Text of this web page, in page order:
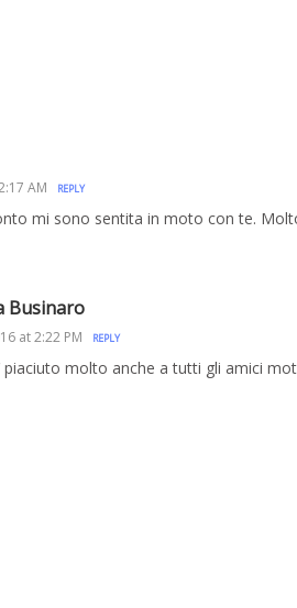
AM REPLY
mi sono sentita in moto con te.
Businaro
at 2:22 PM REPLY
piaciuto molto anche a tutti gli amici